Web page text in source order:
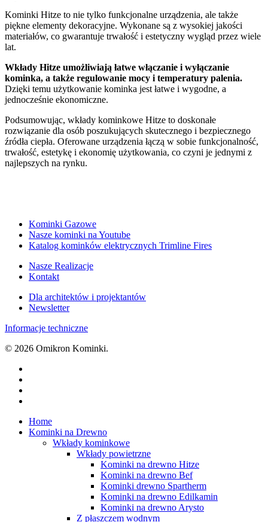
Kominki Hitze to nie tylko funkcjonalne urządzenia, ale także
piękne elementy dekoracyjne. Wykonane są z wysokiej jakości
materiałów, co gwarantuje trwałość i estetyczny wygląd przez wiele
lat.
Wkłady Hitze umożliwiają łatwe włączanie i wyłączanie
kominka, a także regulowanie mocy i temperatury palenia.
Dzięki temu użytkowanie kominka jest łatwe i wygodne, a
jednocześnie ekonomiczne.
Podsumowując, wkłady kominkowe Hitze to doskonałe
rozwiązanie dla osób poszukujących skutecznego i bezpiecznego
źródła ciepła. Oferowane urządzenia łączą w sobie funkcjonalność,
trwałość, estetykę i ekonomię użytkowania, co czyni je jednymi z
najlepszych na rynku.
Kominki Gazowe
Nasze kominki na Youtube
Katalog kominków elektrycznych Trimline Fires
Nasze Realizacje
Kontakt
Dla architektów i projektantów
Newsletter
Informacje techniczne
© 2026 Omikron Kominki.
Close
Menu
Home
Kominki na Drewno
Wkłady kominkowe
Wkłady powietrzne
Kominki na drewno Hitze
Kominki na drewno Bef
Kominki drewno Spartherm
Kominki na drewno Edilkamin
Kominki na drewno Arysto
Z płaszczem wodnym